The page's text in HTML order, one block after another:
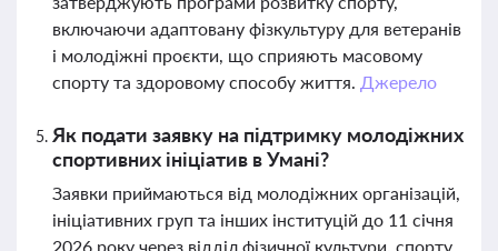
включаючи адаптовану фізкультуру для ветеранів
і молодіжні проєкти, що сприяють масовому
спорту та здоровому способу життя. Джерело
Як подати заявку на підтримку молодіжних
спортивних ініціатив в Умані?
Заявки приймаються від молодіжних організацій,
ініціативних груп та інших інституцій до 11 січня
2026 року через відділ фізичної культури, спорту